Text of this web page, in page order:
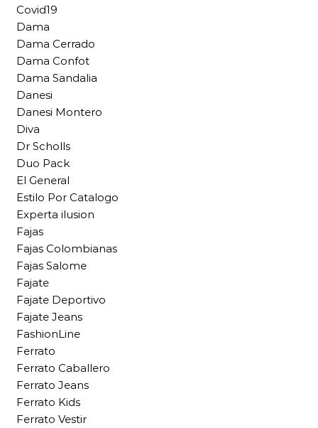
Covid19
Dama
Dama Cerrado
Dama Confot
Dama Sandalia
Danesi
Danesi Montero
Diva
Dr Scholls
Duo Pack
El General
Estilo Por Catalogo
Experta ilusion
Fajas
Fajas Colombianas
Fajas Salome
Fajate
Fajate Deportivo
Fajate Jeans
FashionLine
Ferrato
Ferrato Caballero
Ferrato Jeans
Ferrato Kids
Ferrato Vestir